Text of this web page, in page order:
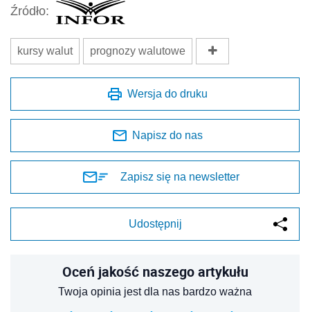
Źródło:
kursy walut prognozy walutowe
Wersja do druku
Napisz do nas
Zapisz się na newsletter
Udostępnij
Oceń jakość naszego artykułu
Twoja opinia jest dla nas bardzo ważna